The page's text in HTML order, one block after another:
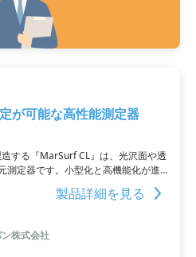
が可能な高性能測定器
する『MarSurf CL』は、光沢面や透
測定器です。小型化と高機能化が進
出においては、時間を短縮して全数
微小なキズや極小部位の測定も行
製品詳細を見る
株式会社